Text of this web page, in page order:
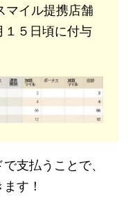
マイル提携店舗
１５日頃に付与
支払うことで、
す！